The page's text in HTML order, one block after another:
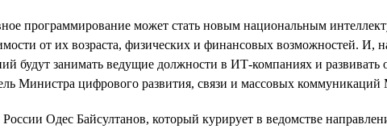
программирование может стать новым национальным
от их возраста, физических и финансовых возможностей. И,
будут занимать ведущие должности в ИТ-компаниях и
Министра цифрового развития, связи и массовых
Одес Байсултанов, который курирует в ведомстве